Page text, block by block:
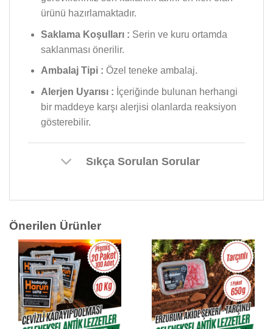
ürünü hazırlamaktadır.
Saklama Koşulları : Serin ve kuru ortamda
saklanması önerilir.
Ambalaj Tipi : Özel teneke ambalaj.
Alerjen Uyarısı : İçeriğinde bulunan herhangi
bir maddeye karşı alerjisi olanlarda reaksiyon
gösterebilir.
Sıkça Sorulan Sorular
Önerilen Ürünler